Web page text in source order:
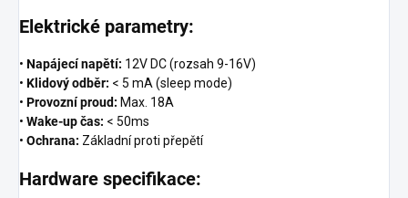
Elektrické parametry:
• Napájecí napětí: 12V DC (rozsah 9-16V)
• Klidový odběr: < 5 mA (sleep mode)
• Provozní proud: Max. 18A
• Wake-up čas: < 50ms
• Ochrana: Základní proti přepětí
Hardware specifikace: